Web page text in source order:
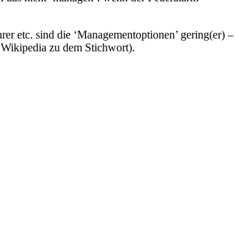
etc. sind die ‘Managementoptionen’ gering(er) –
zu dem Stichwort).